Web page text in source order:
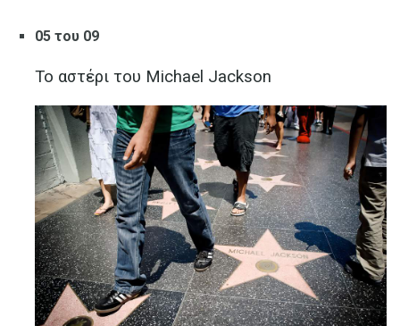
05 του 09
Το αστέρι του Michael Jackson